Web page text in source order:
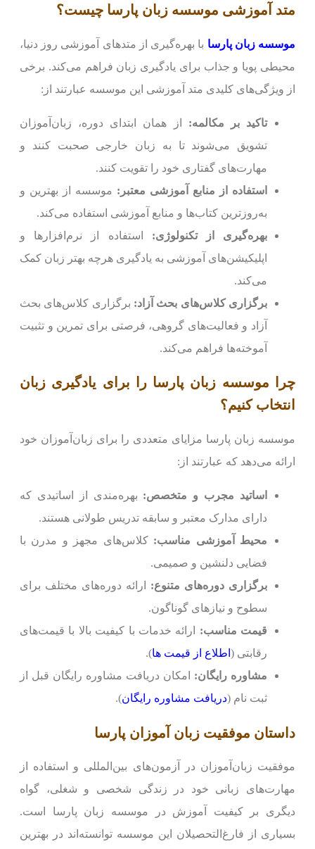
متد آموزشی موسسه زبان پارسا چیست؟
موسسه زبان پارسا با بهره‌گیری از متدهای آموزشی روز دنیا،
محیطی پویا و جذاب برای یادگیری زبان فراهم می‌کند. برخی
از ویژگی‌های کلیدی متد آموزشی این موسسه عبارتند از:
تاکید بر مکالمه: از همان ابتدای دوره، زبان‌آموزان
تشویق می‌شوند تا به زبان خارجی صحبت کنند و
مهارت‌های گفتاری خود را تقویت کنند.
استفاده از منابع آموزشی معتبر: موسسه از بهترین و
به‌روزترین کتاب‌ها و منابع آموزشی استفاده می‌کند.
بهره‌گیری از تکنولوژی: استفاده از نرم‌افزارها و
اپلیکیشن‌های آموزشی به یادگیری هرچه بهتر زبان کمک
می‌کند.
برگزاری کلاس‌های بحث آزاد: برگزاری کلاس‌های بحث
آزاد و فعالیت‌های گروهی، فرصتی برای تمرین و تثبیت
آموخته‌ها فراهم می‌کند.
چرا موسسه زبان پارسا را برای یادگیری زبان
انتخاب کنیم؟
موسسه زبان پارسا مزایای متعددی را برای زبان‌آموزان خود
ارائه می‌دهد که عبارتند از:
اساتید مجرب و متخصص: بهره‌مندی از اساتیدی که
دارای مدارک معتبر و سابقه تدریس طولانی هستند.
محیط آموزشی مناسب: کلاس‌های مجهز و مدرن با
فضایی دلنشین و صمیمی.
برگزاری دوره‌های متنوع: ارائه دوره‌های مختلف برای
سطوح و نیازهای گوناگون.
قیمت مناسب: ارائه خدمات با کیفیت بالا با قیمت‌های
رقابتی ( اطلاع از قیمت ها).
مشاوره رایگان: امکان دریافت مشاوره رایگان قبل از
ثبت نام (دریافت مشاوره رایگان).
داستان موفقیت زبان آموزان پارسا
موفقیت زبان‌آموزان در آزمون‌های بین‌المللی و استفاده از
مهارت‌های زبانی خود در زندگی شخصی و شغلی، گواه
دیگری بر کیفیت آموزش در موسسه زبان پارسا است.
بسیاری از فارغ‌التحصیلان این موسسه توانسته‌اند در بهترین